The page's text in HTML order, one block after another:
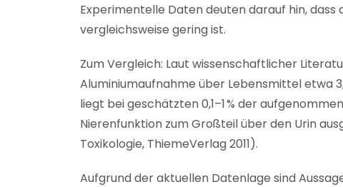
Experimentelle Daten deuten darauf hin,
vergleichsweise gering ist.
Zum Vergleich: Laut wissenschaftlicher
Aluminiumaufnahme über Lebensmittel etwa
liegt bei geschätzten 0,1–1 % der
Nierenfunktion zum Großteil über den Urin
Toxikologie, ThiemeVerlag 2011).
Aufgrund der aktuellen Datenlage sind